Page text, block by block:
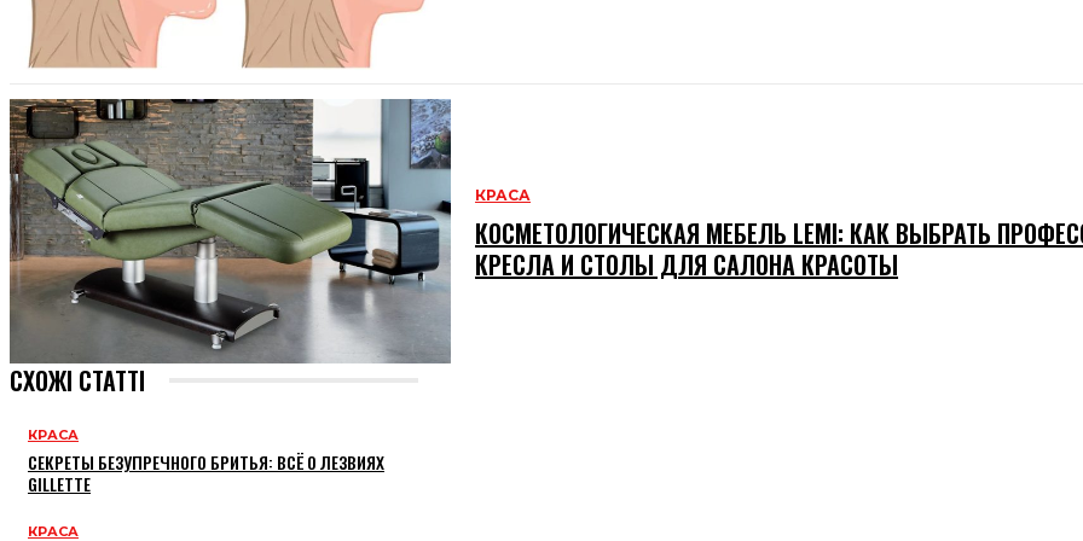
КРАСА
КОСМЕТОЛОГИЧЕСКАЯ МЕБЕЛЬ LEMI: КАК ВЫБРАТЬ
КРЕСЛА И СТОЛЫ ДЛЯ САЛОНА КРАСОТЫ
СХОЖІ СТАТТІ
КРАСА
СЕКРЕТЫ БЕЗУПРЕЧНОГО БРИТЬЯ: ВСЁ О ЛЕЗВИЯХ
GILLETTE
КРАСА